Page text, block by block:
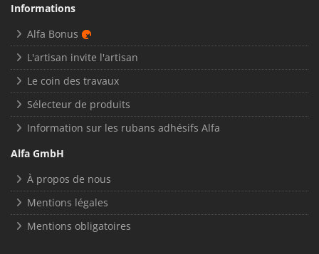
Informations
Alfa Bonus
L'artisan invite l'artisan
Le coin des travaux
Sélecteur de produits
Information sur les rubans adhésifs Alfa
Alfa GmbH
À propos de nous
Mentions légales
Mentions obligatoires